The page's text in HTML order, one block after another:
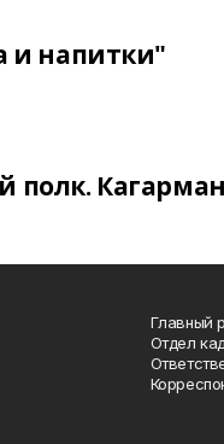
и напитки"
полк.
Главный
Отдел